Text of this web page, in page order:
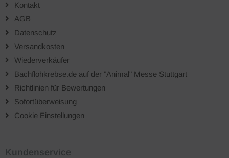
Kontakt
AGB
Datenschutz
Versandkosten
Wiederverkäufer
Bachflohkrebse.de auf der "Animal" Messe Stuttgart
Richtlinien für Bewertungen
Sofortüberweisung
Cookie Einstellungen
Kundenservice